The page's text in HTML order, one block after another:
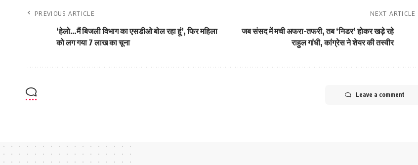
PREVIOUS ARTICLE
‘हेलो…मैं बिजली विभाग का एसडीओ बोल रहा हूं’, फिर महिला
को लग गया 7 लाख का चूना
NEXT ARTICLE
जब संसद में मची अफरा-तफरी, तब ‘निडर’ होकर खड़े रहे
राहुल गांधी, कांग्रेस ने शेयर की तस्वीर
Leave a comment